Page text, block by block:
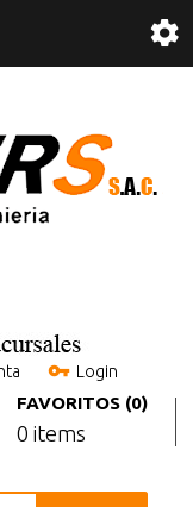
Login
FAVORITOS (0)
0 items